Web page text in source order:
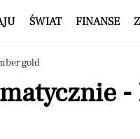
ŚWIAT FINANSE
gold